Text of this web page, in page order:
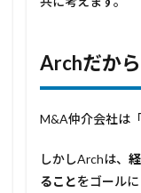
Archだか
M&A仲介会社は
しかしArchは、
ることをゴールに